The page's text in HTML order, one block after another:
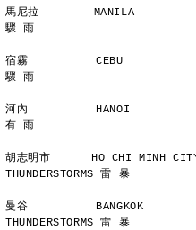
馬尼拉        MANILA
驟 雨
宿霧          CEBU
驟 雨
河內          HANOI
有 雨
胡志明市      HO CHI MINH
THUNDERSTORMS 雷 暴
曼谷          BANGKOK
THUNDERSTORMS 雷 暴